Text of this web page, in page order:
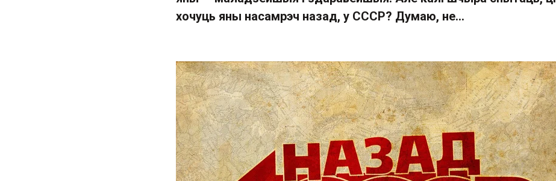
хочуць яны насамрэч назад, у СССР? Думаю, не...